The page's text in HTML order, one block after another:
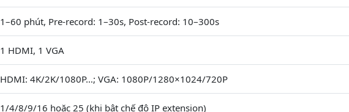
1–60 phút, Pre-record: 1–30s, Post-record: 10–300s
1 HDMI, 1 VGA
HDMI: 4K/2K/1080P…; VGA: 1080P/1280×1024/720P
1/4/8/9/16 hoặc 25 (khi bật chế độ IP extension)